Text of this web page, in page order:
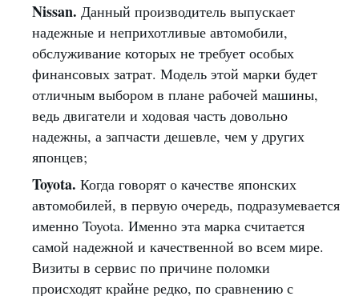
Nissan. Данный производитель выпускает
надежные и неприхотливые автомобили,
обслуживание которых не требует особых
финансовых затрат. Модель этой марки будет
отличным выбором в плане рабочей машины,
ведь двигатели и ходовая часть довольно
надежны, а запчасти дешевле, чем у других
японцев;
Toyota. Когда говорят о качестве японских
автомобилей, в первую очередь, подразумевается
именно Toyota. Именно эта марка считается
самой надежной и качественной во всем мире.
Визиты в сервис по причине поломки
происходят крайне редко, по сравнению с